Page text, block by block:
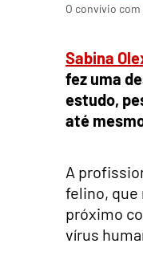
O convívio
Sabina
fez uma
estudo,
até
A
felino, que
próximo
vírus